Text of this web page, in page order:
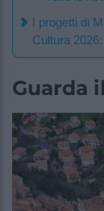
I progetti di
Cultura
Guarda